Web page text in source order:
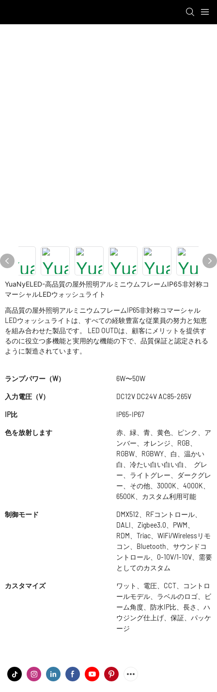
YuaNyELED-高品質の屋外照明アルミニウムフレームIP65非対称コ
マーシャルLEDウォッシュライト
高品質の屋外照明アルミニウムフレームIP65非対称コマーシャル
LEDウォッシュライトは、すべての経験豊富な従業員の努力と知恵
を組み合わせた製品です。 LED OUTDは、顧客にメリットを提供す
るのに役立つ多機能と実用的な機能の下で、品質保証と認定される
ように製造されています。
ランプパワー（W） 6W〜50W
入力電圧（V） DC12V DC24V AC85-265V
IP比 IP65-IP67
色を放射します
赤、緑、青、黄色、ピンク、ア
ンバー、オレンジ、RGB、
RGBW、RGBWY、白、温かい
白、冷たい白い白い白、 グレ
ー、ライトグレー、ダークグレ
ー、その他、3000K、4000K、
6500K、カスタム利用可能
制御モード
DMX512、RFコントロール、
DALI、Zigbee3.0、PWM、
RDM、Triac、WiFi/Wirelessリモ
コン、Bluetooth、サウンドコ
ントロール、0-10V/1-10V、需要
としてのカスタム
カスタマイズ
ワット、電圧、CCT、コントロ
ールモデル、ラベルのロゴ、ビ
ーム角度、防水IP比、長さ、ハ
ウジング仕上げ、保証、パッケ
ージ